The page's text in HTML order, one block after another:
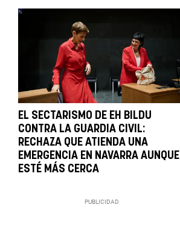
EL SECTARISMO DE EH BILDU
CONTRA LA GUARDIA CIVIL:
RECHAZA QUE ATIENDA UNA
EMERGENCIA EN NAVARRA AUNQUE
ESTÉ MÁS CERCA